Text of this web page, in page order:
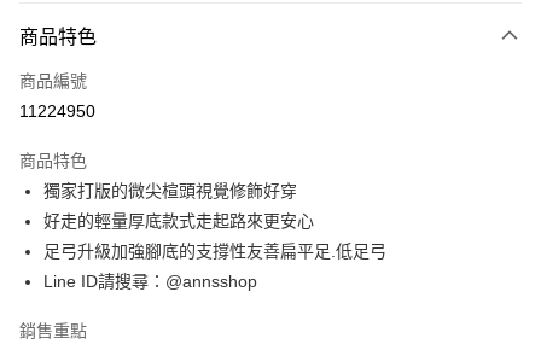
台新國際商業銀行
元大商業銀行
玉山商業銀行
台新國際商業銀行
台灣樂天信用卡公司
街口支付
悠遊付
Google Pay
全支付
大哥付你分期
相關說明
【大哥付你分期使用說明】
1.本服務由台灣大哥大提供，台灣大哥大用戶可立即使用無須另外申請。
流程，驗證手機門號後，選擇欲分期的期數、繳款截止日，確認付款後即完
AFTEE先享後付
商品特色
商品編號
11224950
商品特色
獨家打版的微尖楦頭視覺修飾好穿
好走的輕量厚底款式走起路來更安心
足弓升級加強腳底的支撐性友善扁平足.低足弓
Line ID請搜尋：@annsshop
銷售重點